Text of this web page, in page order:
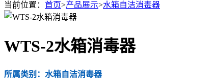
当前位置： 首页>产品展示>水箱自洁消毒器
WTS-2水箱消毒器
所属类别：水箱自洁消毒器